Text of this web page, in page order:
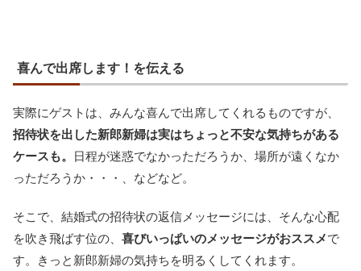
喜んで出席します！を伝える
実際にゲストは、みんな喜んで出席してくれるものですが、
招待状を出した新郎新婦は実はちょっと不安な気持ちがある
ケースも。
日程が迷惑でなかっただろうか、場所が遠くなか
っただろうか・・・、などなど。
そこで、結婚式の招待状の返信メッセージには、そんな心配
を吹き飛ばす位の、 喜びいっぱいのメッセージがおススメで
す。きっと新郎新婦の気持ちを明るくしてくれます。